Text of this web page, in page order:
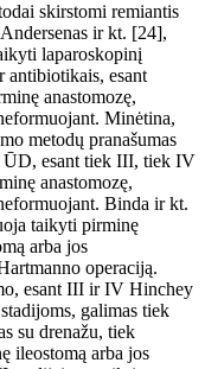
skirstomi remiantis
ir kt. [24],
laparoskopinį
antibiotikais, esant
anastomozę,
Minėtina,
metodų pranašumas
ŪD, esant tiek III, tiek IV
anastomozę,
Binda ir kt.
taikyti pirminę
ą arba jos
operaciją.
esant III ir IV Hinchey
galimas tiek
su drenažu, tiek
ę ileostomą arba jos